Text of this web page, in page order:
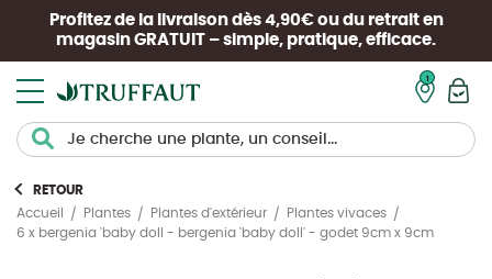
Profitez de la livraison dès 4,90€ ou du retrait en
magasin GRATUIT – simple, pratique, efficace.
RETOUR
Accueil
Plantes Plantes d'extérieur
Plantes vivaces
6 x bergenia 'baby doll - bergenia 'baby doll' - godet 9cm x 9cm